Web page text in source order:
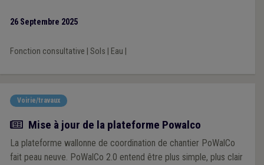
26 Septembre 2025
Fonction consultative Sols Eau
Voirie/travaux
Actualité
Mise à jour de la plateforme Powalco
La plateforme wallonne de coordination de chantier PoWalCo
fait peau neuve. PoWalCo 2.0 entend être plus simple, plus clair